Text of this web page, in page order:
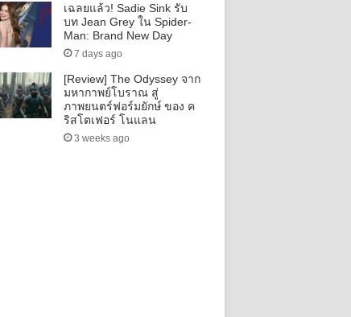
เฉลยแล้ว! Sadie Sink รับ
บท Jean Grey ใน Spider-
Man: Brand New Day
7 days ago
[Review] The Odyssey จาก
มหากาพย์โบราณ สู่
ภาพยนตร์ฟอร์มยักษ์ ของ ค
ริสโตเฟอร์ โนแลน
3 weeks ago